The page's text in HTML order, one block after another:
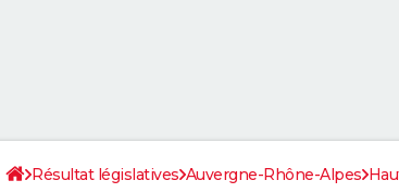
Résultat législatives Auvergne-Rhône-Alpes